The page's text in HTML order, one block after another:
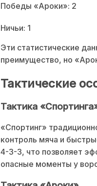
Победы «Ароки»: 2
Ничьи: 1
Эти статистические
преимущество, но
Тактические
Тактика
«Спортинг»
контроль мяча и
4-3-3, что позволяет
опасные моменты у